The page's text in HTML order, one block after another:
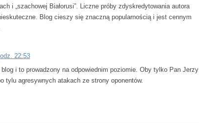
i „szachowej Białorusi”. Liczne próby zdyskredytowania autora
Blog cieszy się znaczną popularnością i jest cennym
22:53
i to prowadzony na odpowiednim poziomie. Oby tylko Pan Jerzy
tylu agresywnych atakach ze strony oponentów.